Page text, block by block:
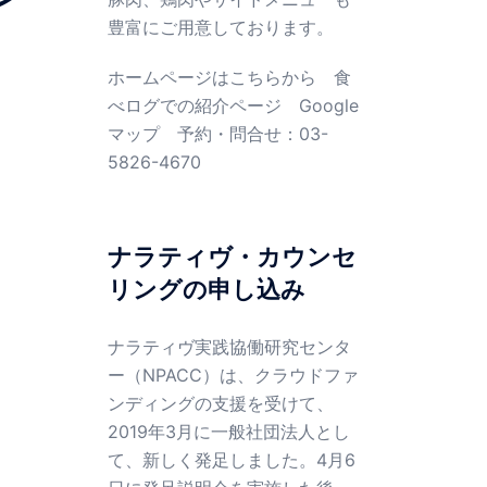
豊富にご用意しております。
ホームページはこちらから
食
べログでの紹介ページ
Google
マップ予約・問合せ：03-
5826-4670
ナラティヴ・カウンセ
リングの申し込み
ナラティヴ実践協働研究センタ
ー（NPACC）は、クラウドファ
ンディングの支援を受けて、
2019年3月に一般社団法人とし
て、新しく発足しました。4月6